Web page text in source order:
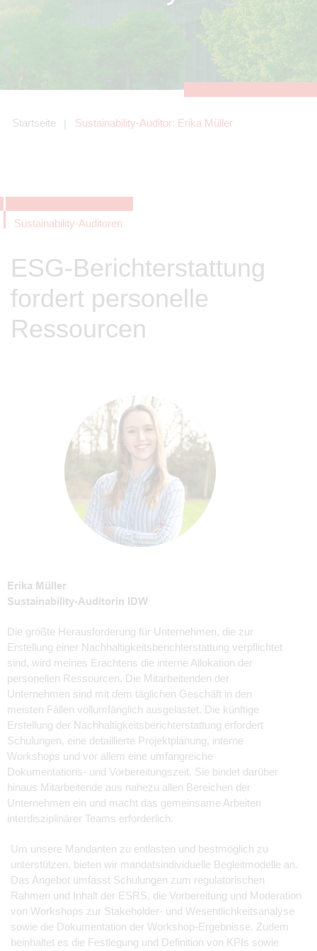
Startseite Sustainability-Auditor: Erika Müller
Sustainability-Auditoren
ESG-Berichterstattung
fordert personelle
Ressourcen
Erika Müller
Sustainability-Auditorin IDW
Die größte Herausforderung für Unternehmen, die zur
Erstellung einer Nachhaltigkeitsberichterstattung verpflichtet
sind, wird meines Erachtens die interne Allokation der
personellen Ressourcen. Die Mitarbeitenden der
Unternehmen sind mit dem täglichen Geschäft in den
meisten Fällen vollumfänglich ausgelastet. Die künftige
Erstellung der Nachhaltigkeitsberichterstattung erfordert
Schulungen, eine detaillierte Projektplanung, interne
Workshops und vor allem eine umfangreiche
Dokumentations- und Vorbereitungszeit. Sie bindet darüber
hinaus Mitarbeitende aus nahezu allen Bereichen der
Unternehmen ein und macht das gemeinsame Arbeiten
interdisziplinärer Teams erforderlich.
Um unsere Mandanten zu entlasten und bestmöglich zu
unterstützen, bieten wir mandatsindividuelle Begleitmodelle an.
Das Angebot umfasst Schulungen zum regulatorischen
Rahmen und Inhalt der ESRS, die Vorbereitung und Moderation
von Workshops zur Stakeholder- und Wesentlichkeitsanalyse
sowie die Dokumentation der Workshop-Ergebnisse. Zudem
beinhaltet es die Festlegung und Definition von KPIs sowie
Tracking- und Targeting-Cookies
Diese Cookies sind erforderlich, um
unsere Website auf Ihre Bedürfnisse hin
zu optimieren. Hierzu gehört eine
bedarfsgerechte Gestaltung und
Angebotes einschließlich der
Angeboten von z.B. Facebook und
LinkedIn.
können.